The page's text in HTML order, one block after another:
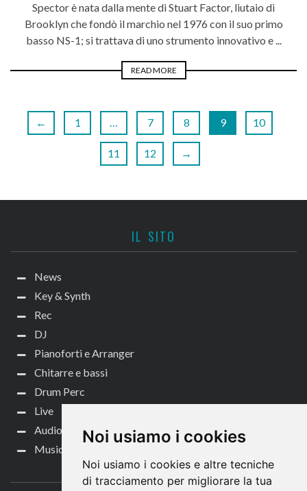
Noi usiamo i cookies
Noi usiamo i cookies e altre tecniche
di tracciamento per migliorare la tua
Spector è nata dalla mente di Stuart Factor, liutaio di
Brooklyn che fondò il marchio nel 1976 con il suo primo
basso NS-1; si trattava di uno strumento innovativo e ...
READ MORE
← 1 7 8 9 10
11 12 →
IL SITO
News
Key & Synth
Rec
DJ
Pianoforti e Arranger
Chitarre e bassi
Drum Perc
Live
Audio per video
Music Life
CONTATTACI